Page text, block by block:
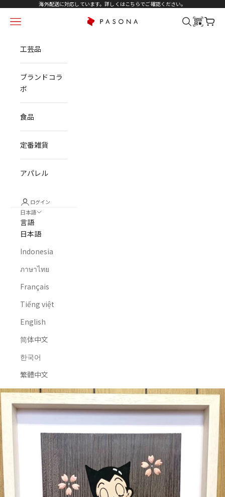
コンテンツへスキップ海外配送に対応しています。詳しくはこちらでご確認ください。
PASONA NATUREVERSE
メニュー 検索 カート
工芸品
ブランドコラ
ボ
食品
定番雑貨
アパレル
ログイン
日本語
言語
日本語
Indonesia
ภาษาไทย
Français
Tiếng việt
English
简体中文
한국어
繁體中文